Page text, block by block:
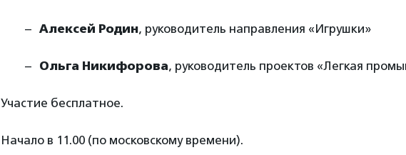
Алексей Родин, руководитель направления «Игрушки»
Ольга Никифорова, руководитель проектов «Легкая
Участие бесплатное.
Начало в 11.00 (по московскому времени).